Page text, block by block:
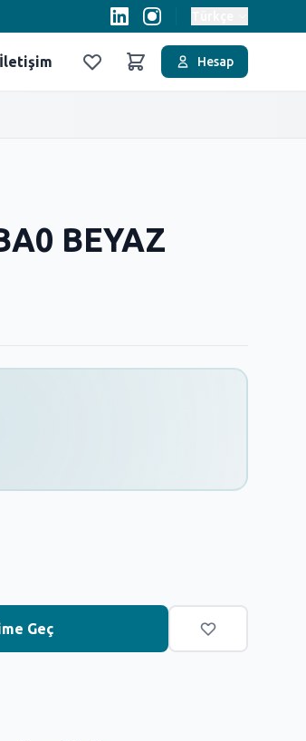
İletişim
FavorilerSepet
Hesap
BEYAZ
Geç